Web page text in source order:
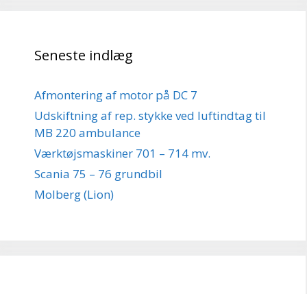
Seneste indlæg
Afmontering af motor på DC 7
Udskiftning af rep. stykke ved luftindtag til
MB 220 ambulance
Værktøjsmaskiner 701 – 714 mv.
Scania 75 – 76 grundbil
Molberg (Lion)